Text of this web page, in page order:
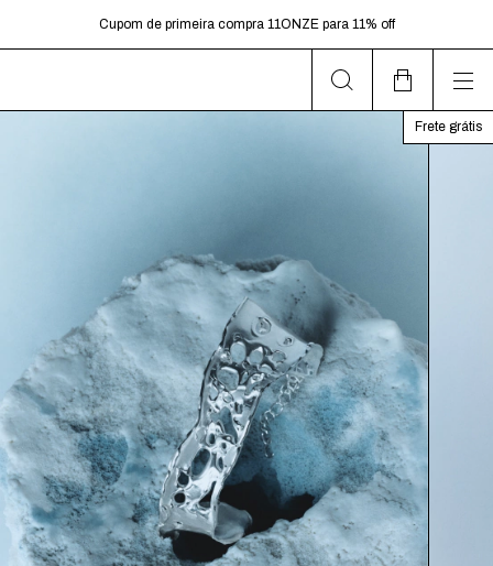
Cupom de primeira compra 11ONZE para 11% off
Frete grátis